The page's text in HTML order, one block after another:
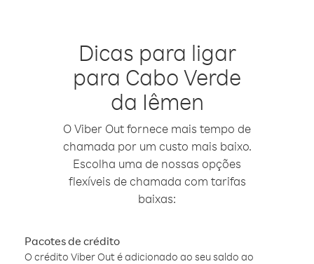
Dicas para ligar
para Cabo Verde
da Iêmen
O Viber Out fornece mais tempo de
chamada por um custo mais baixo.
Escolha uma de nossas opções
flexíveis de chamada com tarifas
baixas:
Pacotes de crédito
O crédito Viber Out é adicionado ao seu saldo ao